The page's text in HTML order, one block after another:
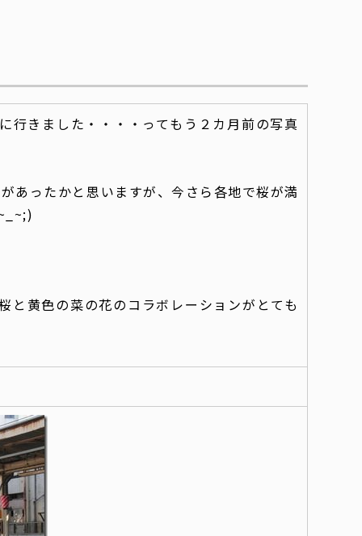
行きました・・・・ってもう２カ月前の写真
あったかと思いますが、今さら各地で桜が満
と黄色の菜の花のコラボレーションがとても